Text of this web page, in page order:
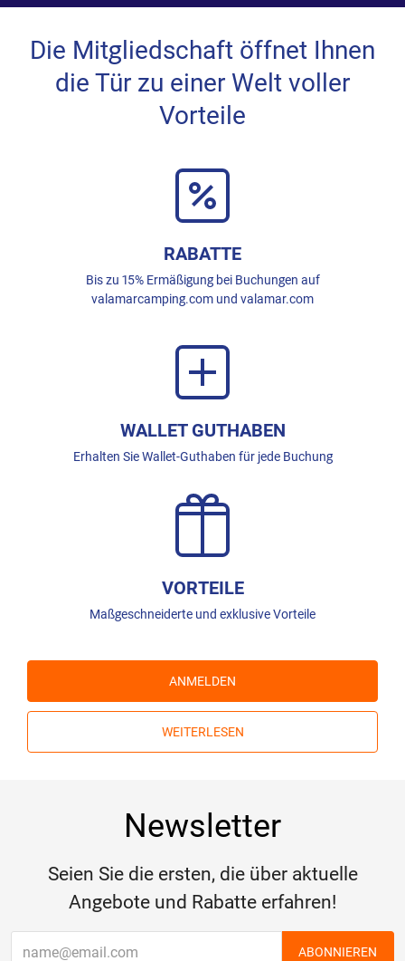
Die Mitgliedschaft öffnet Ihnen
die Tür zu einer Welt voller
Vorteile
RABATTE
Bis zu 15% Ermäßigung bei Buchungen auf
valamarcamping.com und valamar.com
WALLET GUTHABEN
Erhalten Sie Wallet-Guthaben für jede Buchung
VORTEILE
Maßgeschneiderte und exklusive Vorteile
ANMELDEN
WEITERLESEN
Newsletter
Seien Sie die ersten, die über aktuelle
Angebote und Rabatte erfahren!
ABONNIEREN